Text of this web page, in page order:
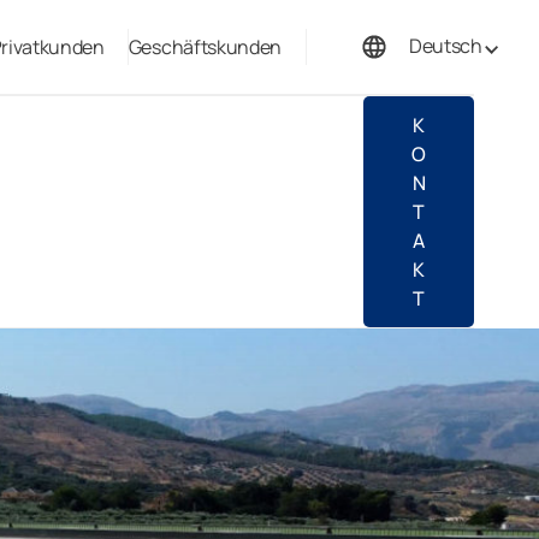
Geschäftskunden
Deutsch
K
O
N
T
A
K
T